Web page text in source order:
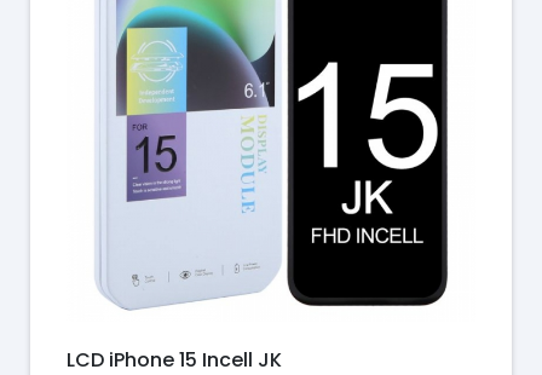
LCD iPhone 15 Incell JK